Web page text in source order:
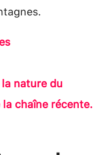
nature du
chaîne récente.